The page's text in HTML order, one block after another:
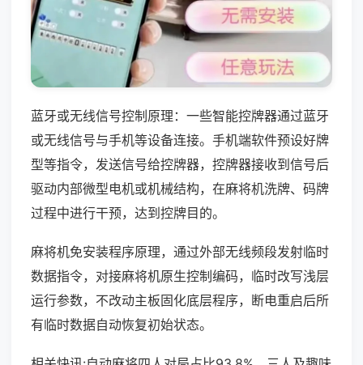
蓝牙或无线信号控制原理：一些智能控牌器通过蓝牙
或无线信号与手机等设备连接。手机端软件预设好牌
型等指令，发送信号给控牌器，控牌器接收到信号后
驱动内部微型电机或机械结构，在麻将机洗牌、码牌
过程中进行干预，达到控牌目的。
麻将机免安装程序原理，通过外部无线频段发射临时
数据指令，对接麻将机原生控制编码，临时改写浅层
运行参数，不改动主板固化底层程序，断电重启后所
有临时数据自动恢复初始状态。